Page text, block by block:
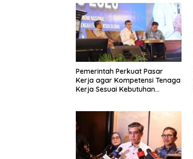
Pemerintah Perkuat Pasar
Kerja agar Kompetensi Tenaga
Kerja Sesuai Kebutuhan